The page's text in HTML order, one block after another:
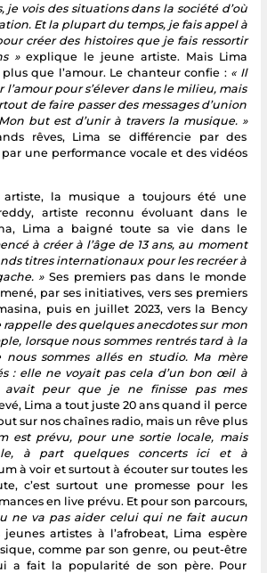
je vois des situations dans la société d’où
Et la plupart du temps, je fais appel à
créer des histoires que je fais ressortir
»explique le jeune artiste. Mais Lima
que l’amour. Le chanteur confie : « Il
l’amour pour s’élever dans le milieu, mais
de faire passer des messages d’union
but est d’unir à travers la musique. »
rêves, Lima se différencie par des
une performance vocale et des vidéos
la musique a toujours été une
artiste reconnu évoluant dans le
Lima a baigné toute sa vie dans le
à créer à l’âge de 13 ans, au moment
titres internationaux pour les recréer à
» Ses premiers pas dans le monde
par ses initiatives, vers ses premiers
puis en juillet 2023, vers la Bency
rappelle des quelques anecdotes sur mon
lorsque nous sommes rentrés tard à la
nous sommes allés en studio. Ma mère
: elle ne voyait pas cela d’un bon œil à
avait peur que je ne finisse pas mes
Lima a tout juste 20 ans quand il perce
sur nos chaînes radio, mais un rêve plus
est prévu, pour une sortie locale, mais
à part quelques concerts ici et à
à voir et surtout à écouter sur toutes les
c’est surtout une promesse pour les
en live prévu. Et pour son parcours,
ne va pas aider celui qui ne fait aucun
jeunes artistes à l’afrobeat, Lima espère
comme par son genre, ou peut-être
a fait la popularité de son père. Pour